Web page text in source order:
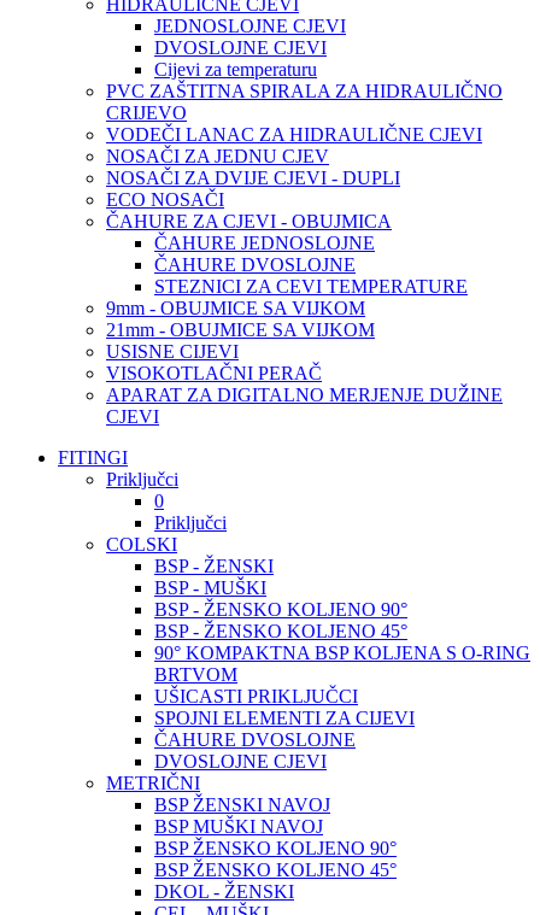
HIDRAULIČNE CJEVI
JEDNOSLOJNE CJEVI
DVOSLOJNE CJEVI
Cijevi za temperaturu
PVC ZAŠTITNA SPIRALA ZA HIDRAULIČNO
CRIJEVO
VODEČI LANAC ZA HIDRAULIČNE CJEVI
NOSAČI ZA JEDNU CJEV
NOSAČI ZA DVIJE CJEVI - DUPLI
ECO NOSAČI
ČAHURE ZA CJEVI - OBUJMICA
ČAHURE JEDNOSLOJNE
ČAHURE DVOSLOJNE
STEZNICI ZA CEVI TEMPERATURE
9mm - OBUJMICE SA VIJKOM
21mm - OBUJMICE SA VIJKOM
USISNE CIJEVI
VISOKOTLAČNI PERAČ
APARAT ZA DIGITALNO MERJENJE DUŽINE
CJEVI
FITINGI
Priključci
0
Priključci
COLSKI
BSP - ŽENSKI
BSP - MUŠKI
BSP - ŽENSKO KOLJENO 90°
BSP - ŽENSKO KOLJENO 45°
90° KOMPAKTNA BSP KOLJENA S O-RING
BRTVOM
UŠICASTI PRIKLJUČCI
SPOJNI ELEMENTI ZA CIJEVI
ČAHURE DVOSLOJNE
DVOSLOJNE CJEVI
METRIČNI
BSP ŽENSKI NAVOJ
BSP MUŠKI NAVOJ
BSP ŽENSKO KOLJENO 90°
BSP ŽENSKO KOLJENO 45°
DKOL - ŽENSKI